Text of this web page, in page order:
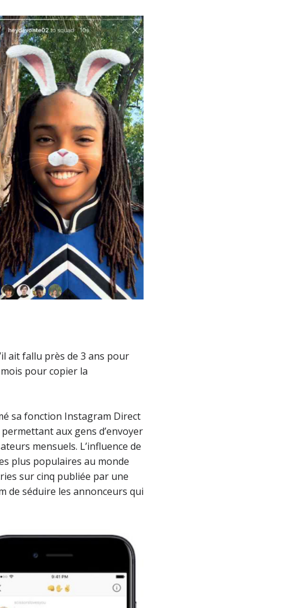
ait fallu près de 3 ans pour
pour copier la
sa fonction Instagram Direct
aux gens d’envoyer
mensuels. L’influence de
plus populaires au monde
sur cinq publiée par une
de séduire les annonceurs qui